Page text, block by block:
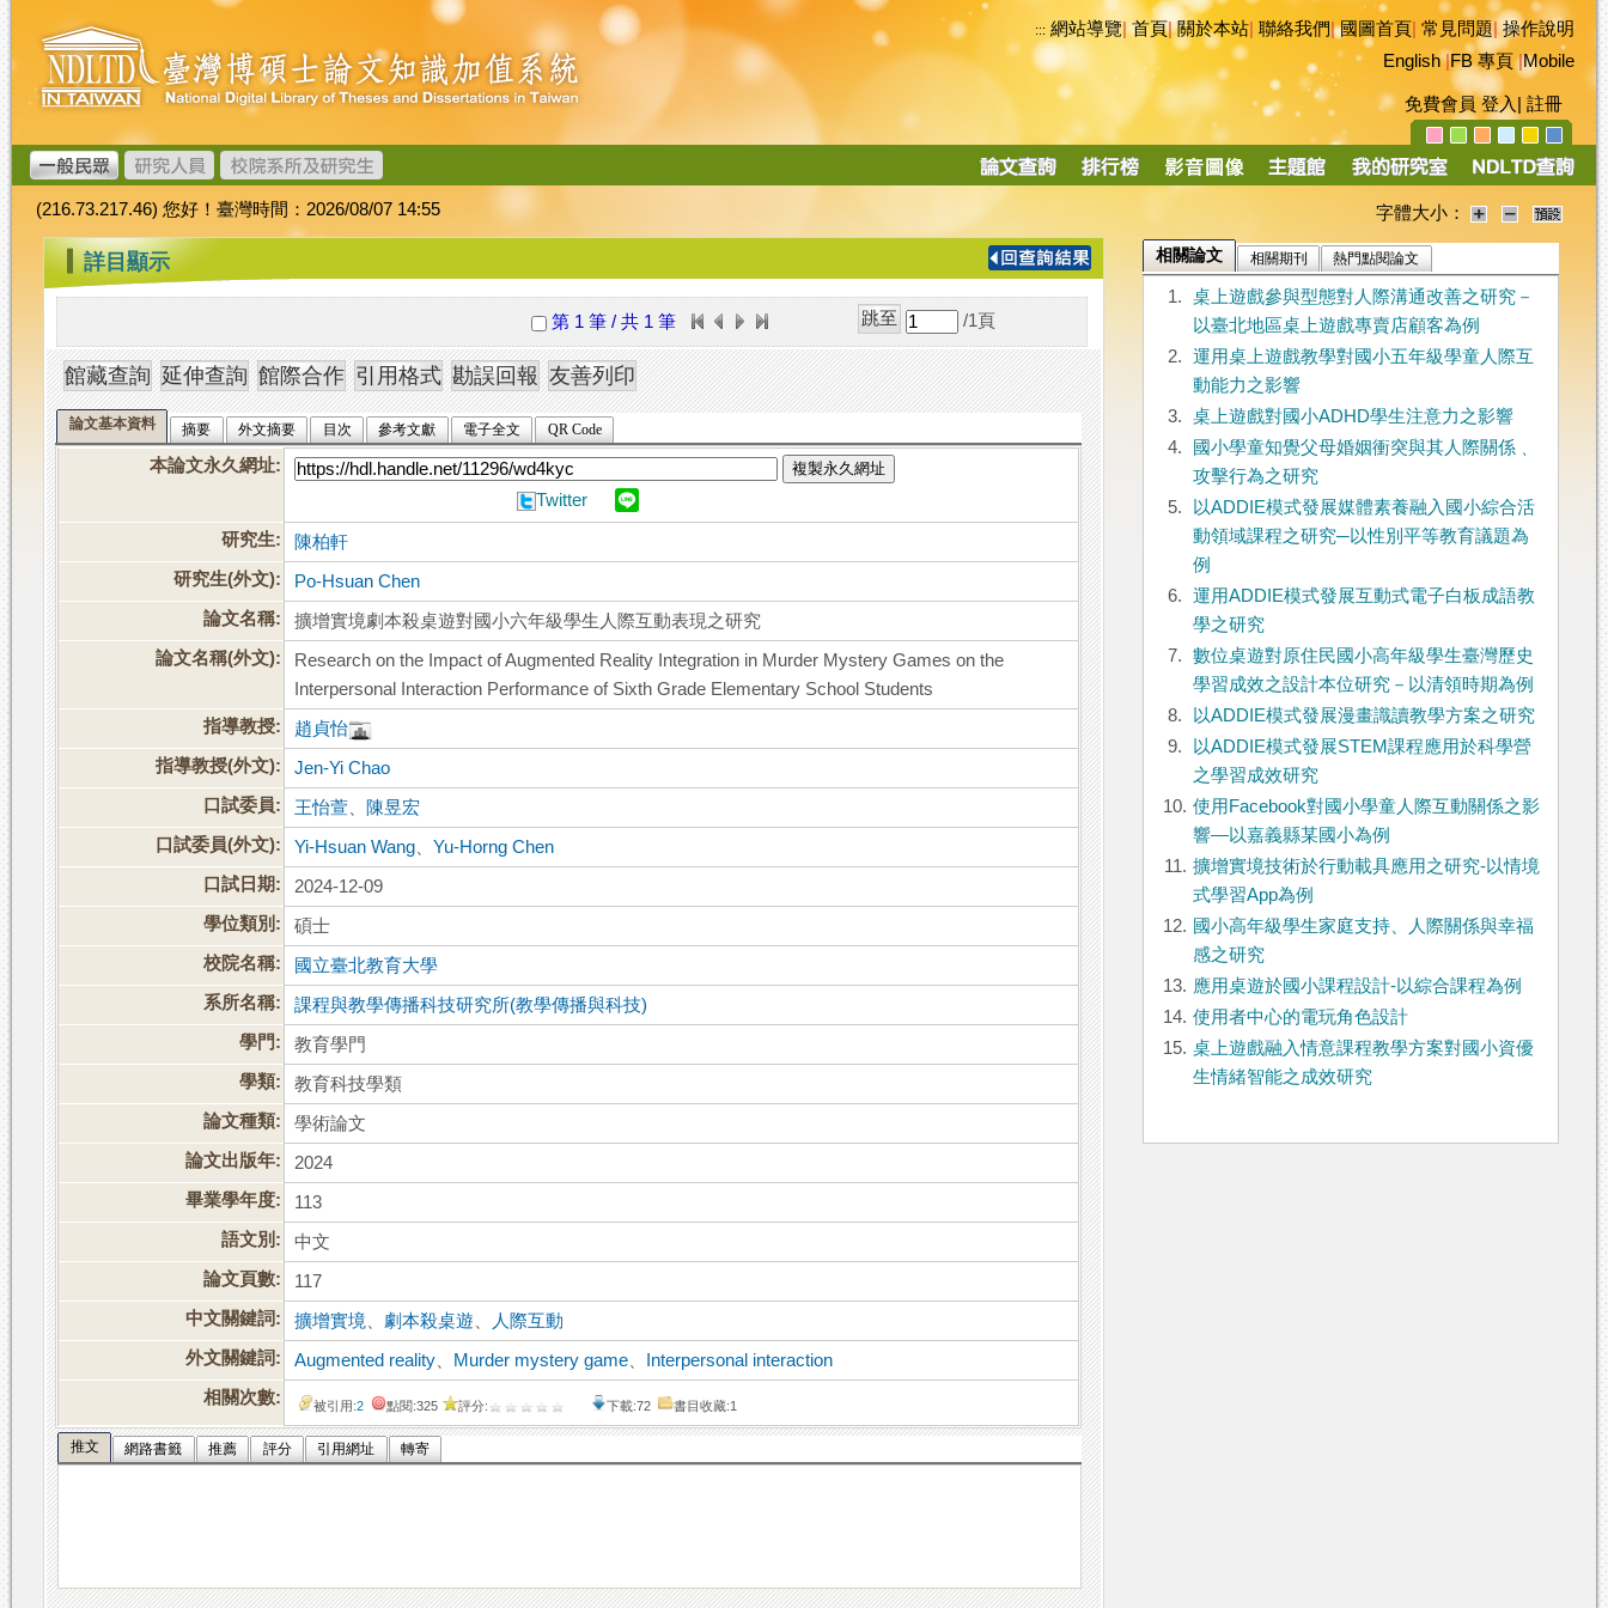
跳
到
主
要
內
容
臺
灣
博
碩
士
論
文
加
值
系
統
::: 網站導覽|首頁|關於本站 聯絡我們|國圖首頁 常見問題|操作說明
English|FB 專頁|Mobile
免費會員 登入 註冊
導
(216.73.217.46) 您好！臺灣時間：2026/08/07 14:55 字體大小：
::: 詳目顯示
第 1 筆 / 共 1 筆 /1 頁
論文基本資料 摘要 外文摘要 目次 參考文獻 電子全文 QR Code
本論文永久網址: 複製永久網址
Twitter
研究生:
陳柏軒
研究生(外文):
Po-Hsuan Chen
論文名稱:
擴增實境劇本殺桌遊對國小六年級學生人際互動表現之研究
論文名稱(外文):
Research on the Impact of Augmented Reality Integration in Murder Mystery Games on the
Interpersonal Interaction Performance of Sixth Grade Elementary School Students
指導教授:
趙貞怡
指導教授(外文):
Jen-Yi Chao
口試委員:
王怡萱
陳昱宏
口試委員(外文):
Yi-Hsuan Wang 、Yu-Horng Chen
口試日期:
2024-12-09
學位類別:
碩士
校院名稱:
國立臺北教育大學
系所名稱:
課程與教學傳播科技研究所(教學傳播與科技)
學門:
教育學門
學類:
教育科技學類
論文種類:
學術論文
論文出版年:
2024
畢業學年度:
113
語文別:
中文
論文頁數:
117
中文關鍵詞:
擴增實境 劇本殺桌遊
人際互動
外文關鍵詞:
Augmented reality Murder mystery game
Interpersonal interaction
相關次數:
被引用:2 點閱:325 評分: 下載:72 書目收藏:1
推文 網路書籤 推薦 評分 引用網址 轉寄
相關論文 相關期刊 熱門點閱論文
1.
桌上遊戲參與型態對人際溝通改善之研究－
以臺北地區桌上遊戲專賣店顧客為例
2.
運用桌上遊戲教學對國小五年級學童人際互
動能力之影響
3.
桌上遊戲對國小ADHD學生注意力之影響
4.
國小學童知覺父母婚姻衝突與其人際關係﹑
攻擊行為之研究
5.
以ADDIE模式發展媒體素養融入國小綜合活
動領域課程之研究─以性別平等教育議題為
例
6.
運用ADDIE模式發展互動式電子白板成語教
學之研究
7.
數位桌遊對原住民國小高年級學生臺灣歷史
學習成效之設計本位研究－以清領時期為例
8.
以ADDIE模式發展漫畫識讀教學方案之研究
9.
以ADDIE模式發展STEM課程應用於科學營
之學習成效研究
10. 使用Facebook對國小學童人際互動關係之影
響—以嘉義縣某國小為例
11. 擴增實境技術於行動載具應用之研究-以情境
式學習App為例
12. 國小高年級學生家庭支持、人際關係與幸福
感之研究
13. 應用桌遊於國小課程設計-以綜合課程為例
14. 使用者中心的電玩角色設計
15. 桌上遊戲融入情意課程教學方案對國小資優
生情緒智能之成效研究